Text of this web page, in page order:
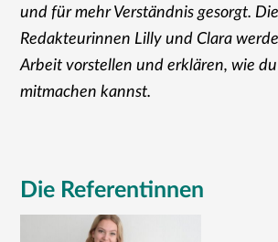
und für mehr Verständnis gesorgt. Die
Redakteurinnen Lilly und Clara
Arbeit vorstellen und erklären, wie
mitmachen kannst.
Die Referentinnen